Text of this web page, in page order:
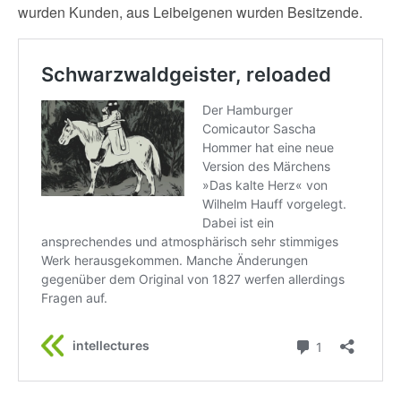
wurden Kunden, aus Leibeigenen wurden Besitzende.